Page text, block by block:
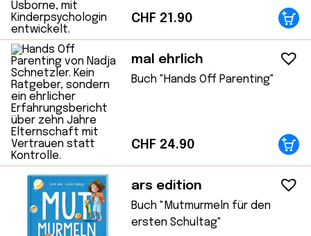
CHF 21.90
mal ehrlich
Buch "Hands Off Parenting"
CHF 24.90
ars edition
Buch "Mutmurmeln für den
ersten Schultag"